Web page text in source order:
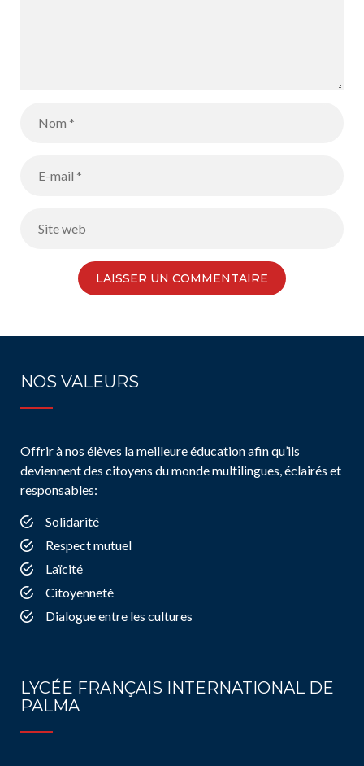
NOS VALEURS
Offrir à nos élèves la meilleure éducation afin qu’ils
deviennent des citoyens du monde multilingues, éclairés et
responsables:
Solidarité
Respect mutuel
Laïcité
Citoyenneté
Dialogue entre les cultures
LYCÉE FRANÇAIS INTERNATIONAL DE
PALMA